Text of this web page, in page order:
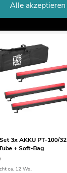
3x AKKU PT-100/32
+ Soft-Bag
ca. 12 Wo.
Alle akzeptieren